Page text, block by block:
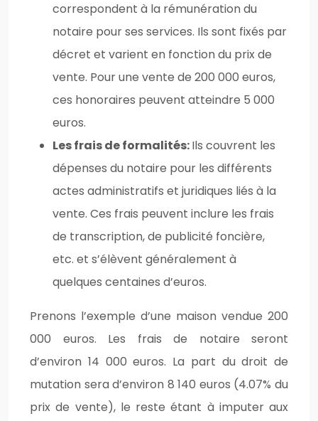
correspondent à la rémunération du
notaire pour ses services. Ils sont fixés par
décret et varient en fonction du prix de
vente. Pour une vente de 200 000 euros,
ces honoraires peuvent atteindre 5 000
euros.
Les frais de formalités:Ils couvrent les
dépenses du notaire pour les différents
actes administratifs et juridiques liés à la
vente. Ces frais peuvent inclure les frais
de transcription, de publicité foncière,
etc. et s’élèvent généralement à
quelques centaines d’euros.
Prenons l’exemple d’une maison vendue 200
000 euros. Les frais de notaire seront
d’environ 14 000 euros. La part du droit de
mutation sera d’environ 8 140 euros (4.07% du
prix de vente), le reste étant à imputer aux